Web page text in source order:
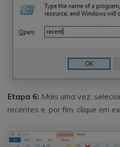
Etapa 6: Mais uma vez,
recentes e, por fim, clique em